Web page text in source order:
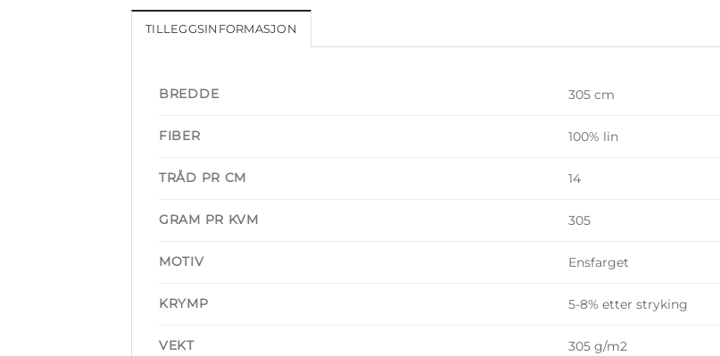
TILLEGGSINFORMASJON
BREDDE 305 cm
FIBER 100% lin
TRÅD PR CM 14
GRAM PR KVM 305
MOTIV Ensfarget
KRYMP 5-8% etter stryking
VEKT 305 g/m2